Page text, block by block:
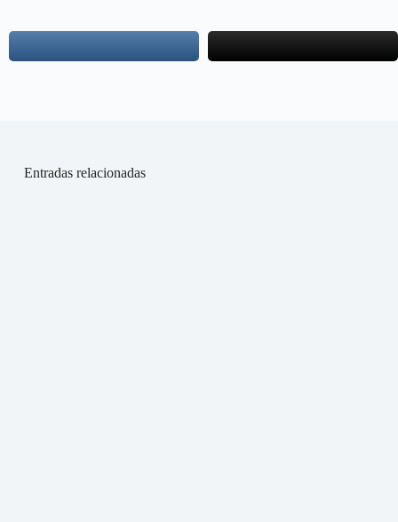
Entradas relacionadas